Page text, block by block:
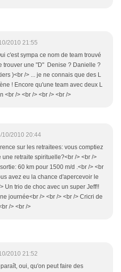
2010 21:55
c'est sympa ce nom de team trouvé
trouver une "D" Denise ? Danielle ?
)<br /> ... je ne connais que des L
! Encore qu'une team avec deux L
<br /> <br /> <br /> <br />
10/2010 20:44
sur les retraitees: vous comptiez
une retraite spirituelle?<br /> <br />
60 km pour 1500 m/d .<br /> <br
avez eu la chance d'apercevoir le
Un trio de choc avec un super Jeff!!
journée<br /> <br /> <br /> Cricri de
/> <br />
2010 21:52
oui, qu'on peut faire des